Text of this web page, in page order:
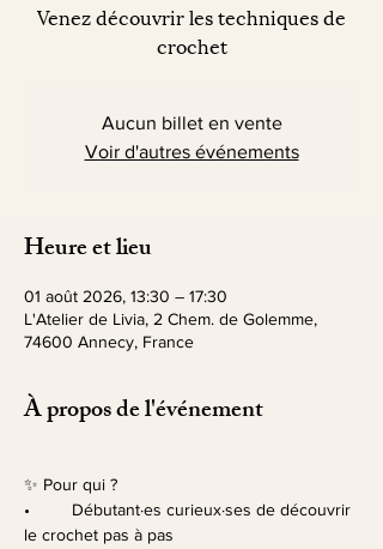
Venez découvrir les techniques de
crochet
Aucun billet en vente
Voir d'autres événements
Heure et lieu
01 août 2026, 13:30 – 17:30
L'Atelier de Livia, 2 Chem. de Golemme,
74600 Annecy, France
À propos de l'événement
✨ Pour qui ?
•	Débutant·es curieux·ses de découvrir
le crochet pas à pas